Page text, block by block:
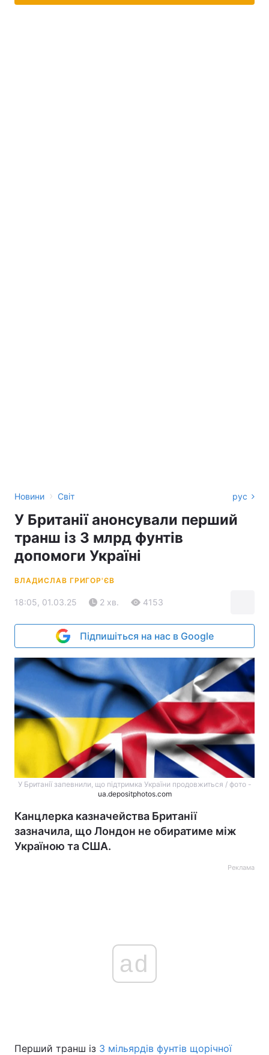
Новини › Світ рус
У Британії анонсували перший
транш із 3 млрд фунтів
допомоги Україні
ВЛАДИСЛАВ ГРИГОР'ЄВ
18:05, 01.03.25 2 хв. 4153
Підпишіться на нас в Google
У Британії запевнили, що підтримка України продовжиться / фото -
ua.depositphotos.com
Канцлерка казначейства Британії
зазначила, що Лондон не обиратиме між
Україною та США.
Реклама
ad
Перший транш із 3 мільярдів фунтів щорічної